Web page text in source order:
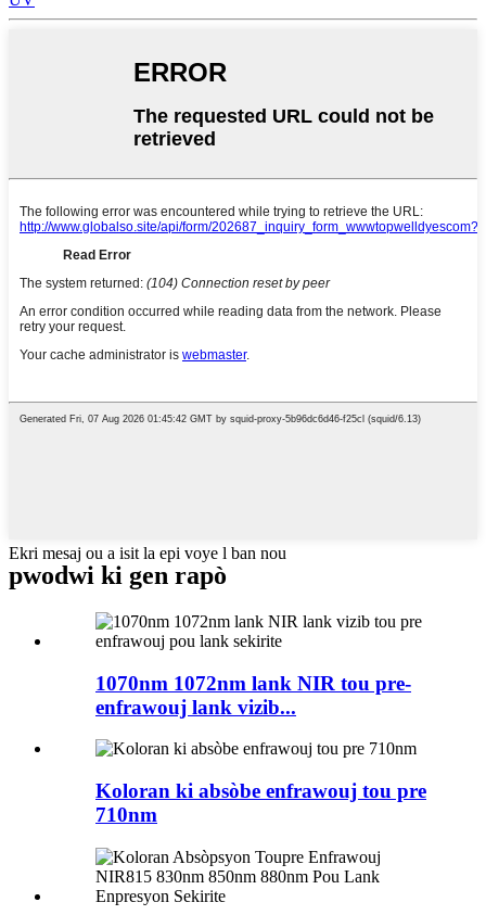
Ekri mesaj ou a isit la epi voye l ban nou
pwodwi ki gen rapò
1070nm 1072nm lank NIR tou pre-
enfrawouj lank vizib...
Koloran ki absòbe enfrawouj tou pre
710nm